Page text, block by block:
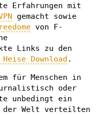
Erfahrungen mit
gemacht sowie
von F-
Links zu den
Download .
für Menschen in
oder
unbedingt ein
der Welt verteilten